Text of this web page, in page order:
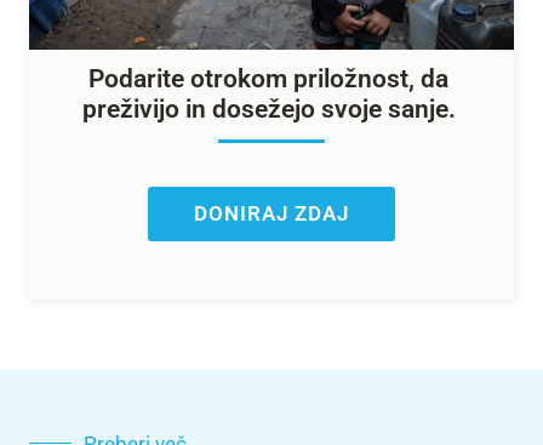
Podarite otrokom priložnost, da
preživijo in dosežejo svoje sanje.
DONIRAJ ZDAJ